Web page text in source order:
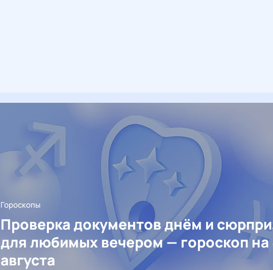
Гороскопы
Проверка документов днём и
для любимых вечером — гороскоп на
августа